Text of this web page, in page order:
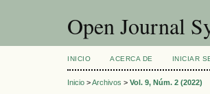
Open Journal
INICIO ACERCA DE INICIAR
Inicio >Archivos > Vol. 9, Núm. 2 (2022)